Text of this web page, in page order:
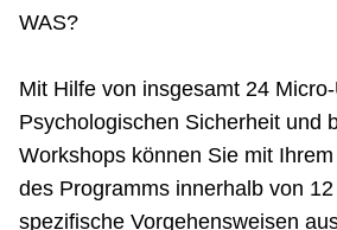
WAS?
Mit Hilfe von insgesamt 24
Psychologischen Sicherheit und
Workshops können Sie mit
des Programms innerhalb von
spezifische Vorgehensweisen